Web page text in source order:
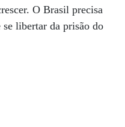
O Brasil precisa
se libertar da prisão do